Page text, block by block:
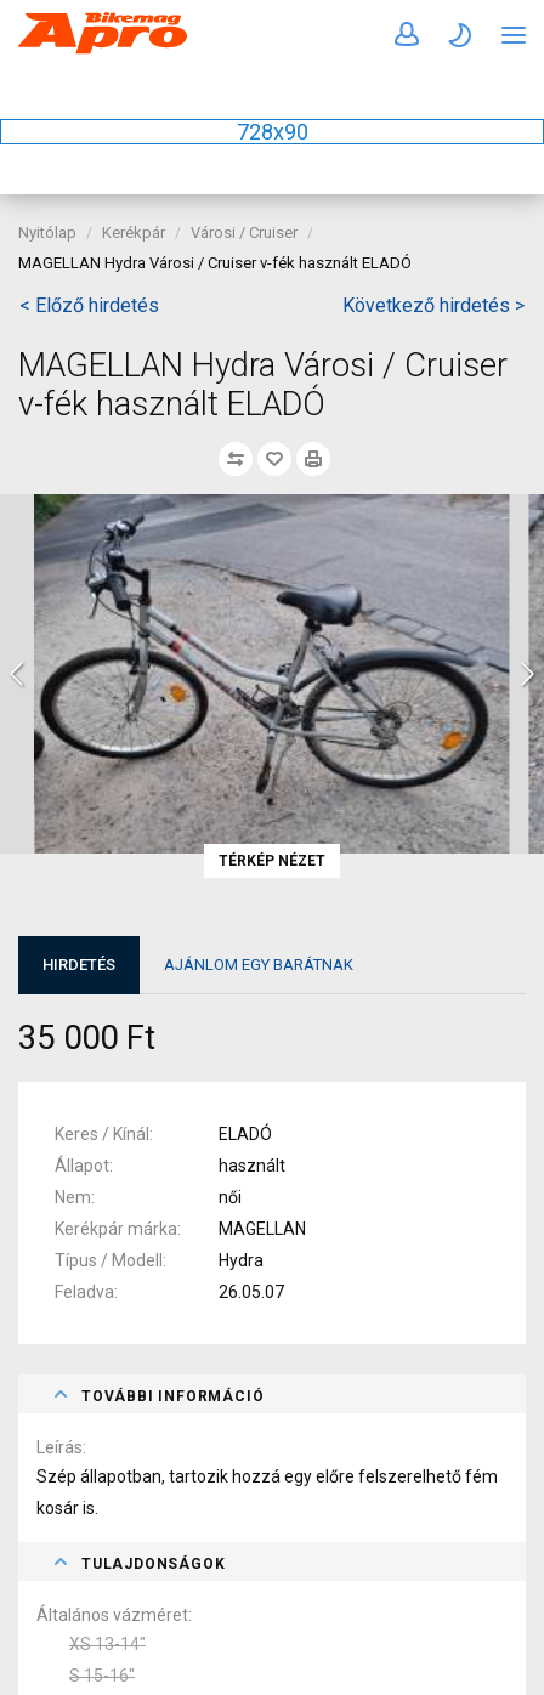
728x90
Nyitólap Kerékpár
Városi / Cruiser
MAGELLAN Hydra Városi / Cruiser v-fék használt ELADÓ
< Előző hirdetés Következő hirdetés >
MAGELLAN Hydra Városi / Cruiser
v-fék használt ELADÓ
TÉRKÉP NÉZET
HIRDETÉS AJÁNLOM EGY BARÁTNAK
35 000 Ft
Keres / Kínál
ELADÓ
Állapot
használt
Nem
női
Kerékpár márka
MAGELLAN
Típus / Modell
Hydra
Feladva
26.05.07
TOVÁBBI INFORMÁCIÓ
Leírás
Szép állapotban, tartozik hozzá egy előre felszerelhető fém
kosár is.
TULAJDONSÁGOK
Általános vázméret
XS 13-14"
S 15-16"